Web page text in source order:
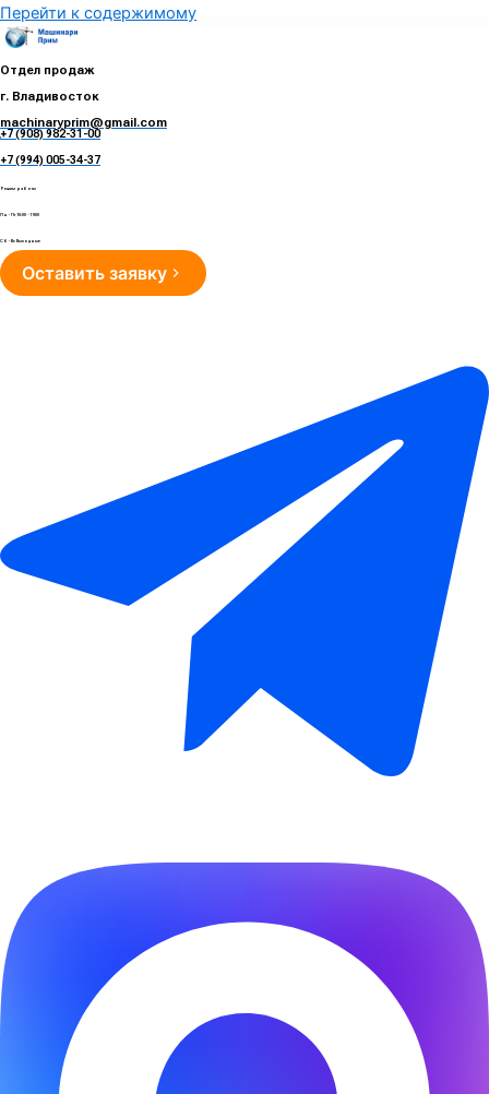
Перейти к содержимому
Отдел продаж
г. Владивосток
machinaryprim@gmail.com
+7 (908) 982-31-00
+7 (994) 005-34-37
Режим работы
Пн - Пт 10:00 - 19:00
Сб - Вс Выходные
Оставить заявку